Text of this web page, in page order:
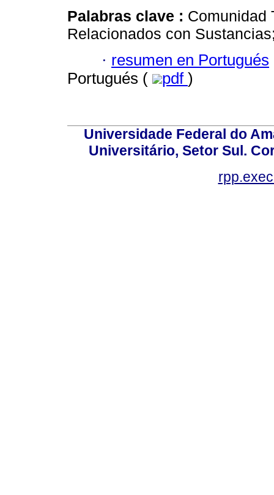
Palabras clave : Comunidad
Relacionados con
· resumen en Portugués
Portugués (
pdf )
Universidade Federal do
Universitário, Setor Sul.